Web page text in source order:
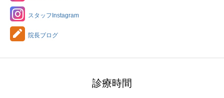
スタッフInstagram
院長ブログ
診療時間